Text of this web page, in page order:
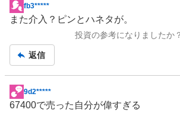
掲
示
事
fb3*****
また介入？ピンとハネタが。
投資の参考になりましたか？
返信
掲
示
9d2*****
67400で売った自分が偉すぎる